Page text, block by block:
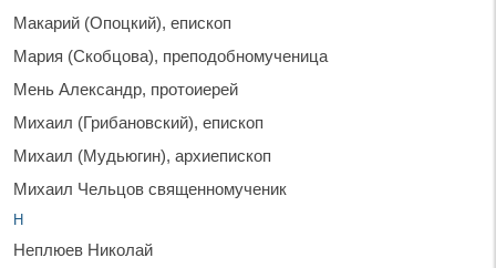
Макарий (Опоцкий), епископ
Мария (Скобцова), преподобномученица
Мень Александр, протоиерей
Михаил (Грибановский), епископ
Михаил (Мудьюгин), архиепископ
Михаил Чельцов священномученик
Н
Неплюев Николай